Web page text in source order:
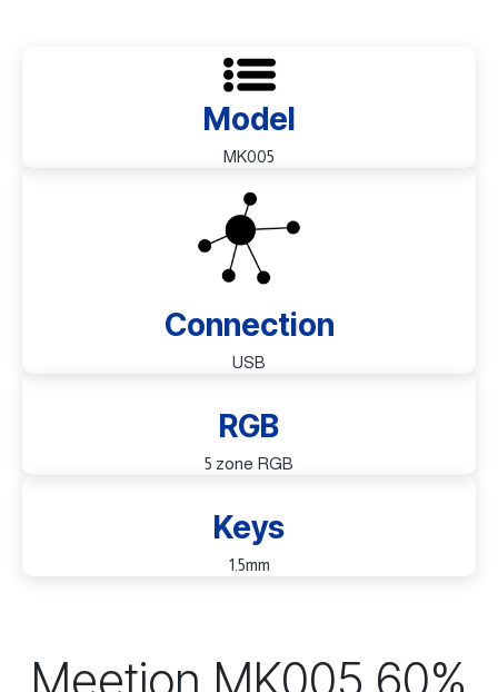
Model
MK005
Connection
USB
RGB
5 zone RGB
1.5mm